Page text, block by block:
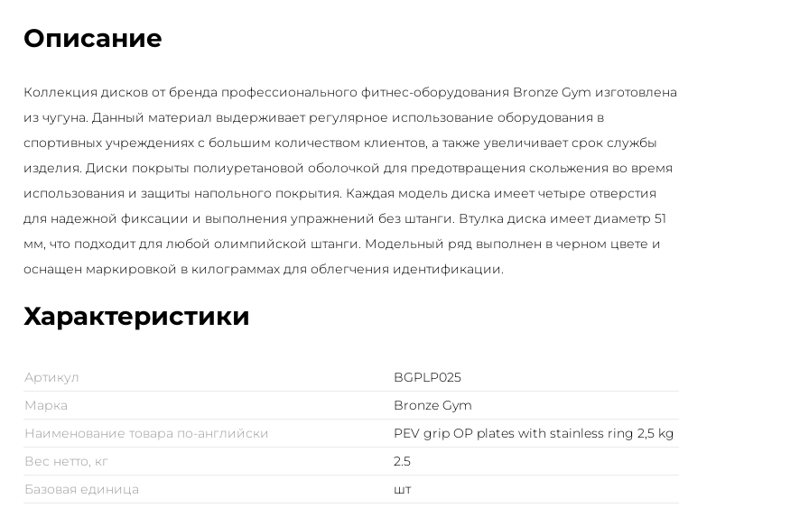
Описание
Коллекция дисков от бренда профессионального фитнес-оборудования Bronze Gym изготовлена
из чугуна. Данный материал выдерживает регулярное использование оборудования в
спортивных учреждениях с большим количеством клиентов, а также увеличивает срок службы
изделия. Диски покрыты полиуретановой оболочкой для предотвращения скольжения во время
использования и защиты напольного покрытия. Каждая модель диска имеет четыре отверстия
для надежной фиксации и выполнения упражнений без штанги. Втулка диска имеет диаметр 51
мм, что подходит для любой олимпийской штанги. Модельный ряд выполнен в черном цвете и
оснащен маркировкой в килограммах для облегчения идентификации.
Характеристики
Артикул
BGPLP025
Марка
Bronze Gym
Наименование товара по-английски
PEV grip OP plates with stainless ring 2,5 kg
Вес нетто, кг
2.5
Базовая единица
шт